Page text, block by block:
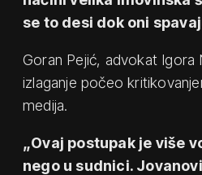
se to desi dok oni
Goran Pejić, advokat Igora
izlaganje počeo
medija.
„Ovaj postupak je više
nego u sudnici.